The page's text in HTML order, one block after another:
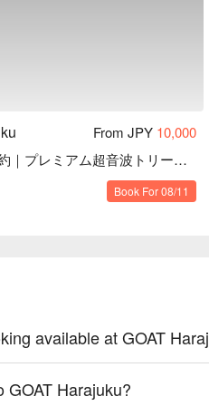
From JPY 10,000
リクエスト予約｜プレミアム超音波トリートメント
Book For 08/11
available at GOAT
GOAT Harajuku?